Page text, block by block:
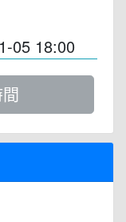
05 18:00